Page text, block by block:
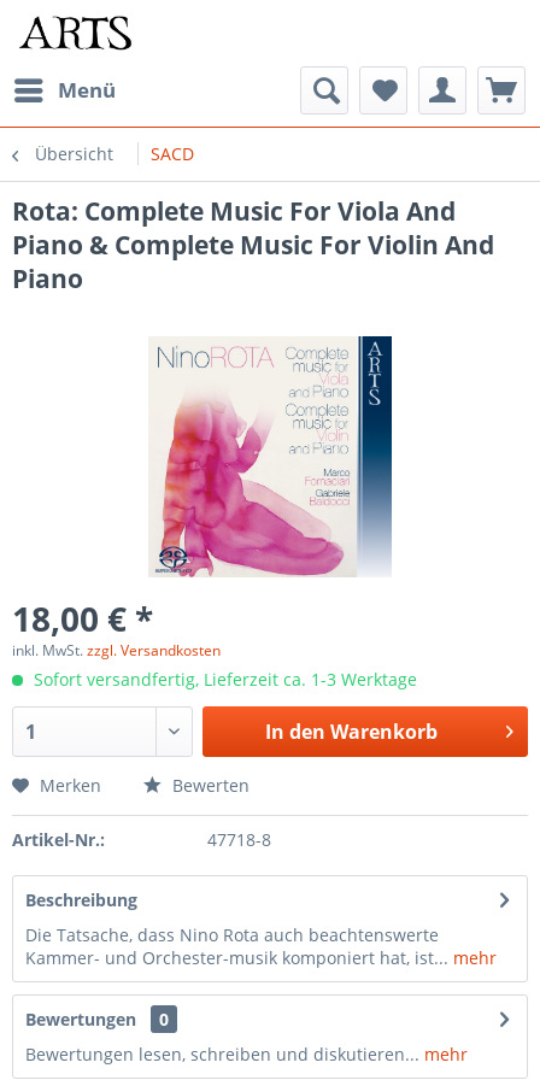
Menü
Übersicht SACD
Rota: Complete Music For Viola And
Piano & Complete Music For Violin And
Piano
18,00 € *
inkl. MwSt.zzgl. Versandkosten
Sofort versandfertig, Lieferzeit ca. 1-3 Werktage
In den Warenkorb
Merken Bewerten
Artikel-Nr.: 47718-8
Beschreibung
Die Tatsache, dass Nino Rota auch beachtenswerte
Kammer- und Orchester-musik komponiert hat, ist... mehr
Bewertungen
0
Bewertungen lesen, schreiben und diskutieren... mehr